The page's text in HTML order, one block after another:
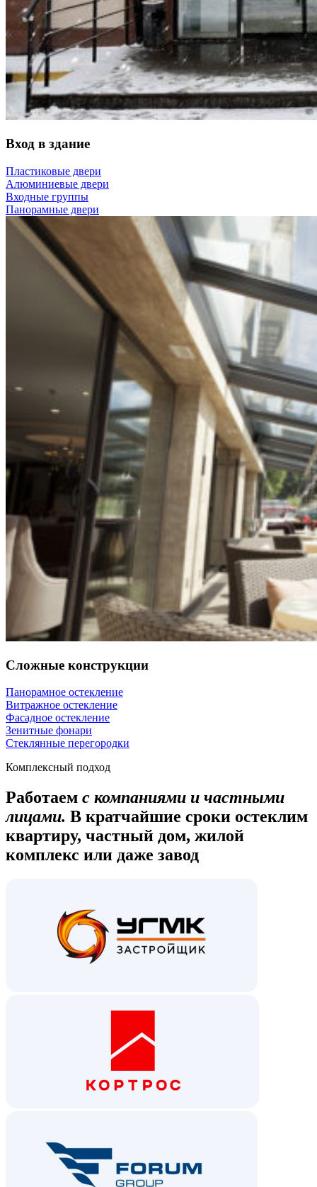
Вход в здание
Пластиковые двери
Алюминиевые двери
Входные группы
Панорамные двери
Сложные конструкции
Панорамное остекление
Витражное остекление
Фасадное остекление
Зенитные фонари
Стеклянные перегородки
Комплексный подход
Работаем с компаниями и частными
лицами. В кратчайшие сроки остеклим
квартиру, частный дом, жилой
комплекс или даже завод